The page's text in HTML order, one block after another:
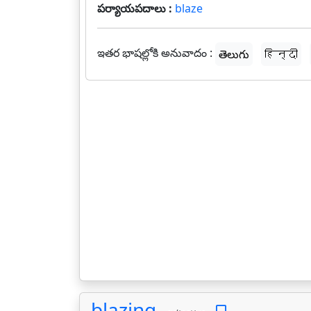
పర్యాయపదాలు : blaze
ఇతర భాషల్లోకి అనువాదం : తెలుగు हिन्दी